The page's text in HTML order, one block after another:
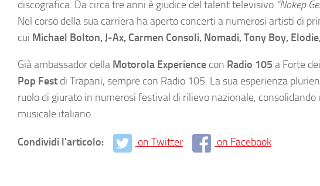
discografica. Da circa tre anni è giudice del talent televisivo “Nokep
Nel corso della sua carriera ha aperto concerti a numerosi artisti di
cui Michael Bolton, J-Ax, Carmen Consoli, Nomadi, Tony Boy,
Già ambassador della Motorola Experience con Radio 105 a Forte
Pop Fest di Trapani, sempre con Radio 105. La sua esperienza
ruolo di giurato in numerosi festival di rilievo nazionale,
musicale italiano.
Condividi l'articolo: on Twitter on Facebook